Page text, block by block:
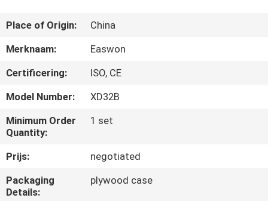
ONS
KWALITEITSCONTROLE
CONTACTEER
ONS
Place of Origin:
China
Merknaam:
Easwon
Certificering:
ISO, CE
Model Number:
XD32B
Minimum Order
Quantity:
1 set
Prijs:
negotiated
Packaging
Details:
plywood case